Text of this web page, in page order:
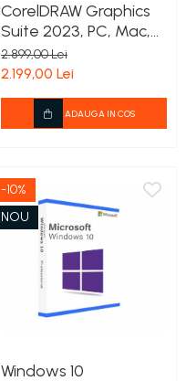
CorelDRAW Graphics
Suite 2023, PC, Mac,
Licenta permanenta
2.899,00 Lei
2.199,00 Lei
ADAUGA IN COS
-10%
NOU
Windows 10